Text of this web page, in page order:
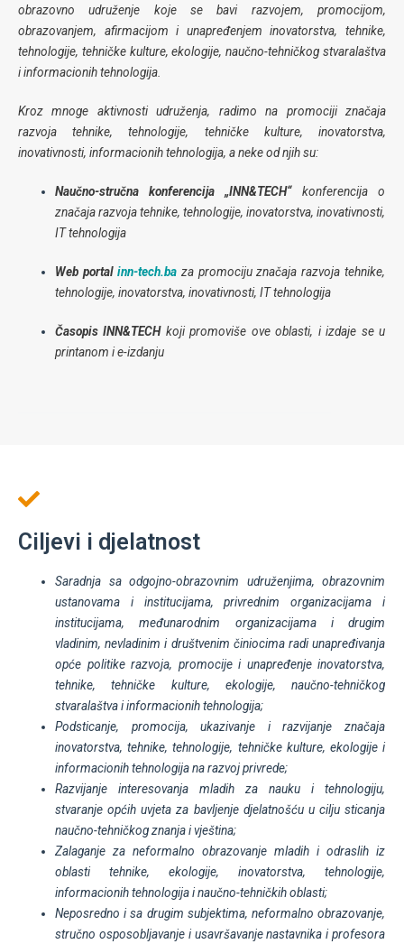
obrazovno udruženje koje se bavi razvojem, promocijom,
obrazovanjem, afirmacijom i unapređenjem inovatorstva, tehnike,
tehnologije, tehničke kulture, ekologije, naučno-tehničkog stvaralaštva
i informacionih tehnologija.
Kroz mnoge aktivnosti udruženja, radimo na promociji značaja
razvoja tehnike, tehnologije, tehničke kulture, inovatorstva,
inovativnosti, informacionih tehnologija, a neke od njih su:
Naučno-stručna konferencija „INN&TECH“konferencija o
značaja razvoja tehnike, tehnologije, inovatorstva, inovativnosti,
IT tehnologija
Web portalinn-tech.ba za promociju značaja razvoja tehnike,
tehnologije, inovatorstva, inovativnosti, IT tehnologija
Časopis INN&TECHkoji promoviše ove oblasti, i izdaje se u
printanom i e-izdanju
Ciljevi i djelatnost
Saradnja sa odgojno-obrazovnim udruženjima, obrazovnim
ustanovama i institucijama, privrednim organizacijama i
institucijama, međunarodnim organizacijama i drugim
vladinim, nevladinim i društvenim činiocima radi unapređivanja
opće politike razvoja, promocije i unapređenje inovatorstva,
tehnike, tehničke kulture, ekologije, naučno-tehničkog
stvaralaštva i informacionih tehnologija;
Podsticanje, promocija, ukazivanje i razvijanje značaja
inovatorstva, tehnike, tehnologije, tehničke kulture, ekologije i
informacionih tehnologija na razvoj privrede;
Razvijanje interesovanja mladih za nauku i tehnologiju,
stvaranje općih uvjeta za bavljenje djelatnošću u cilju sticanja
naučno-tehničkog znanja i vještina;
Zalaganje za neformalno obrazovanje mladih i odraslih iz
oblasti tehnike, ekologije, inovatorstva, tehnologije,
informacionih tehnologija i naučno-tehničkih oblasti;
Neposredno i sa drugim subjektima, neformalno obrazovanje,
stručno osposobljavanje i usavršavanje nastavnika i profesora